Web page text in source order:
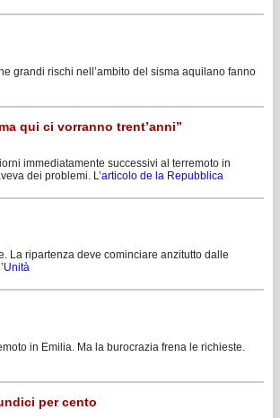
grandi rischi nell’ambito del sisma aquilano fanno
qui ci vorranno trent’anni”
immediatamente successivi al terremoto in
dei problemi. L’articolo de la Repubblica
La ripartenza deve cominciare anzitutto dalle
in Emilia. Ma la burocrazia frena le richieste.
per cento